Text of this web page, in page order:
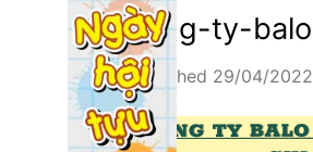
cong-ty-balo
Published 29/04/2022